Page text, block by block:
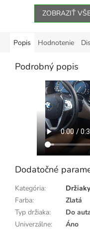
hviezdičiek.
ZOBRAZIŤ
Popis Hodnotenie
Podrobný popis
Dodatočné
Kategória:
Farba:
Zlatá
Typ držiaka:
Do
Univerzálne:
Áno